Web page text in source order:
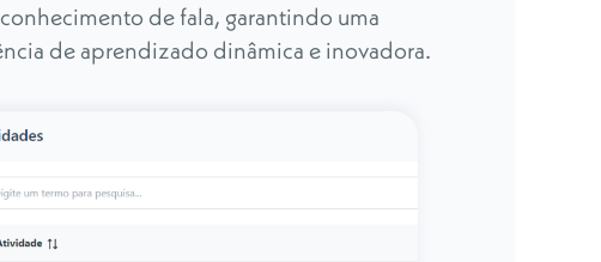
de fala, garantindo uma
de aprendizado dinâmica e inovadora.